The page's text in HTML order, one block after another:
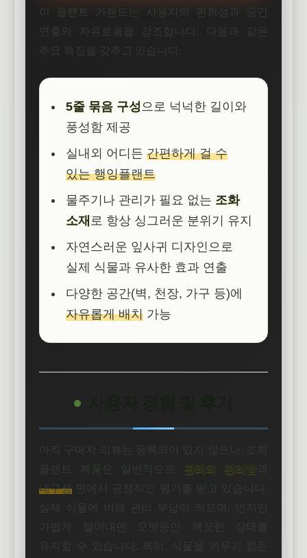
이 플랜트 가랜드는 사용자의 편의성과 공간
연출의 자유로움을 강조합니다. 다음과 같은
주요 특징을 갖추고 있습니다.
5줄 묶음 구성 으로 넉넉한 길이와
풍성함 제공
실내외 어디든 간편하게 걸 수
있는 행잉플랜트
물주기나 관리가 필요 없는 조화
소재 로 항상 싱그러운 분위기 유지
자연스러운 잎사귀 디자인으로
실제 식물과 유사한 효과 연출
다양한 공간(벽, 천장, 가구 등)에
자유롭게 배치 가능
아직 구매자 리뷰는 등록되어 있지 않으나, 조화
플랜트 제품은 일반적으로 관리의 편리함
내구성 면에서 긍정적인 평가를 받고 있습니다.
실제 식물에 비해 관리 부담이 적으며, 먼지만
가볍게 털어내면 오랫동안 깨끗한 상태를
유지할 수 있습니다. 특히, 식물을 키우기 힘든